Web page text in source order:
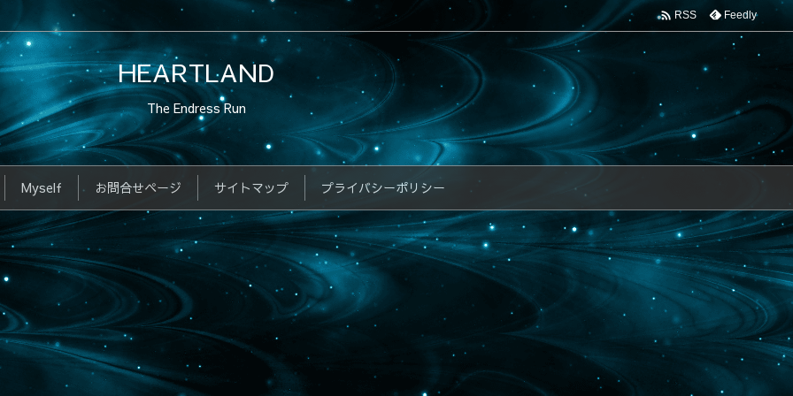
HEARTLAND
The Endress Run
Myself お問合せページ サイトマップ プライバシーポリシー
 RSS Feedly